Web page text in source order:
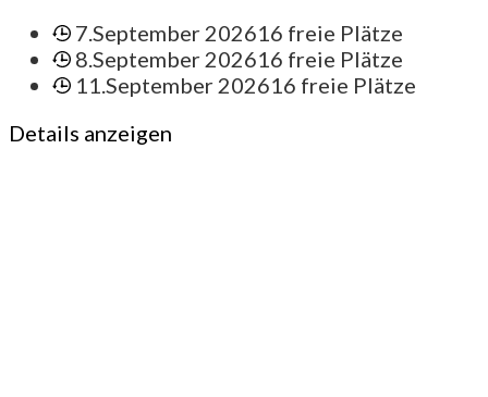
7.September 202616 freie Plätze
8.September 202616 freie Plätze
11.September 202616 freie Plätze
Details anzeigen